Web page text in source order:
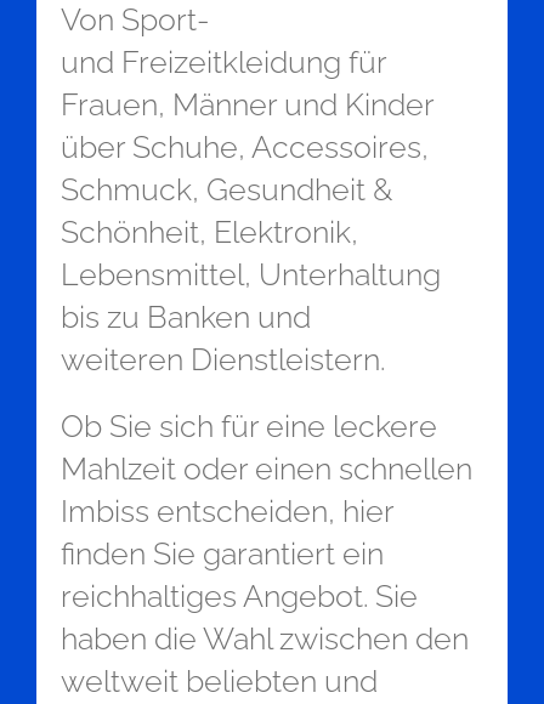
Von Sport-
und Freizeitkleidung für
Frauen, Männer und Kinder
über Schuhe, Accessoires,
Schmuck, Gesundheit &
Schönheit, Elektronik,
Lebensmittel, Unterhaltung
bis zu Banken und
weiteren Dienstleistern.
Ob Sie sich für eine leckere
Mahlzeit oder einen schnellen
Imbiss entscheiden, hier
finden Sie garantiert ein
reichhaltiges Angebot. Sie
haben die Wahl zwischen den
weltweit beliebten und